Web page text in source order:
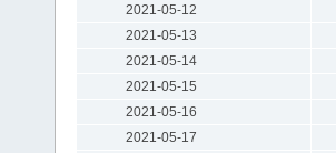
2021-05-12
2021-05-13
2021-05-14
2021-05-15
2021-05-16
2021-05-17